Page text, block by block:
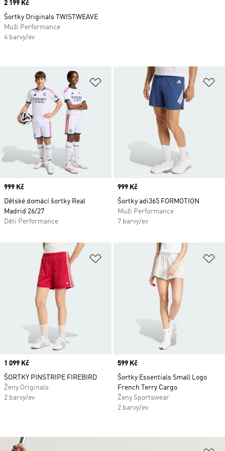
Přidat do seznamu přání
Price
999 Kč
Dětské domácí šortky Real
Madrid 26/27
Děti Performance
Price
999 Kč
Šortky adi365 FORMOTION
Muži Performance
7 barvy/ev
Přidat do seznamu přání
Price
1 099 Kč
ŠORTKY PINSTRIPE FIREBIRD
Ženy Originals
2 barvy/ev
Price
599 Kč
Šortky Essentials Small Logo
French Terry Cargo
Ženy Sportswear
2 barvy/ev
Price
2 199 Kč
Šortky Originals TWISTWEAVE
Muži Performance
4 barvy/ev